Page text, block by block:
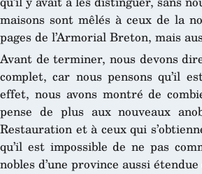
maisons sont mêlés à ceux de la
pages de l’Armorial Breton, mais
Avant de terminer, nous devons
complet, car nous pensons qu’il
effet, nous avons montré de
pense de plus aux nouveaux
Restauration et à ceux qui
qu’il est impossible de ne pas
nobles d’une province aussi